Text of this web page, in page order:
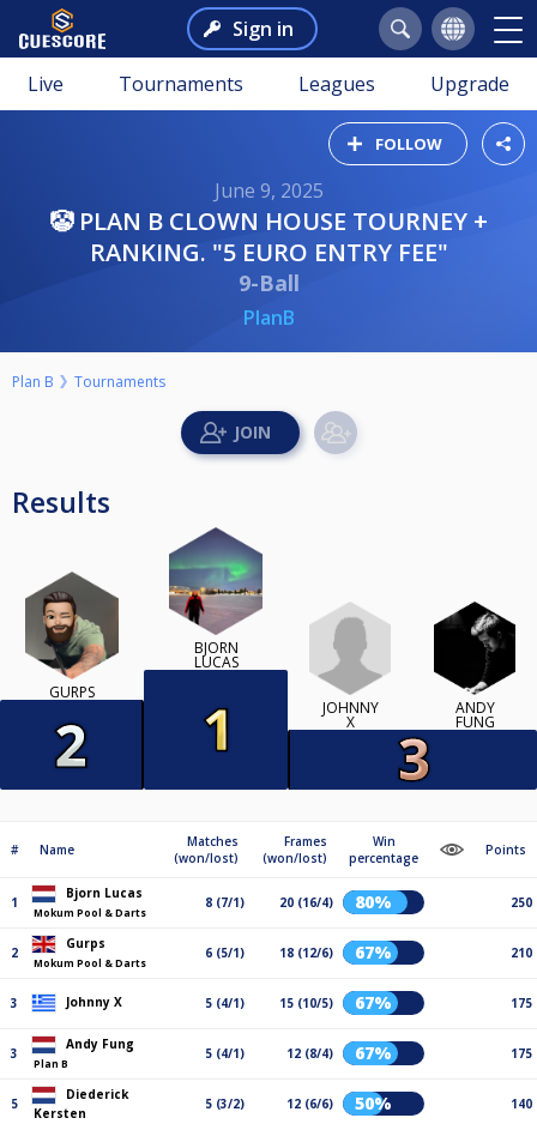
Sign in
Live Tournaments Leagues Upgrade
FOLLOW
June 9, 2025
🤡 PLAN B CLOWN HOUSE TOURNEY +
RANKING. "5 EURO ENTRY FEE"
9-Ball
PlanB
Plan B Tournaments
Results
GURPS
BJORN
LUCAS
JOHNNY
X
ANDY
FUNG
# Name
Matches
(won/lost)
Frames
(won/lost)
Win
percentage
Points
1
Bjorn Lucas
Mokum Pool & Darts
8 (7/1) 20 (16/4) 80% 250
2
Gurps
Mokum Pool & Darts
6 (5/1) 18 (12/6) 67% 210
3 Johnny X 5 (4/1) 15 (10/5) 67% 175
3
Andy Fung
Plan B
5 (4/1) 12 (8/4) 67% 175
5
Diederick
Kersten
5 (3/2) 12 (6/6) 50% 140